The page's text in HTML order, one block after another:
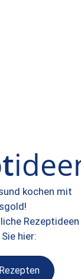
kochen mit
Rezeptideen
hier: